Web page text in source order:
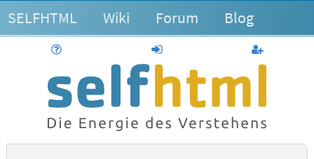
SELFHTML Wiki Forum Blog
anmelden